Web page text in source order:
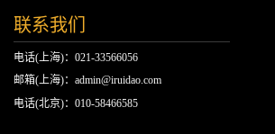
联系我们
电话(上海)：021-33566056
邮箱(上海)：admin@iruidao.com
电话(北京)：010-58466585